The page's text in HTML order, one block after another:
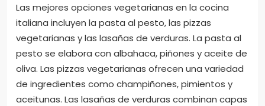
Las mejores opciones vegetarianas en la cocina
italiana incluyen la pasta al pesto, las pizzas
vegetarianas y las lasañas de verduras. La pasta al
pesto se elabora con albahaca, piñones y aceite de
oliva. Las pizzas vegetarianas ofrecen una variedad
de ingredientes como champiñones, pimientos y
aceitunas. Las lasañas de verduras combinan capas